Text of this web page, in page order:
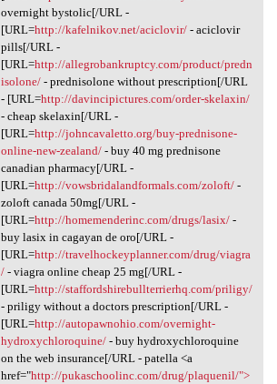
overnight bystolic[/URL -
[URL=http://kafelnikov.net/aciclovir/- aciclovir
pills[/URL -
[URL=http://allegrobankruptcy.com/product/predn
isolone/- prednisolone without prescription[/URL
- [URL=http://davincipictures.com/order-skelaxin/
- cheap skelaxin[/URL -
[URL=http://johncavaletto.org/buy-prednisone-
online-new-zealand/- buy 40 mg prednisone
canadian pharmacy[/URL -
[URL=http://vowsbridalandformals.com/zoloft/-
zoloft canada 50mg[/URL -
[URL=http://homemenderinc.com/drugs/lasix/-
buy lasix in cagayan de oro[/URL -
[URL=http://travelhockeyplanner.com/drug/viagra
/- viagra online cheap 25 mg[/URL -
[URL=http://staffordshirebullterrierhq.com/priligy/
- priligy without a doctors prescription[/URL -
[URL=http://autopawnohio.com/overnight-
hydroxychloroquine/- buy hydroxychloroquine
on the web insurance[/URL - patella <a
href="http://pukaschoolinc.com/drug/plaquenil/">